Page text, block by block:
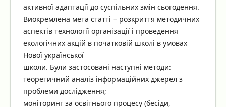
активної адаптації до суспільних змін сьогодення.
Виокремлена мета статті ‒ розкриття методичних
аспектів технології організації і проведення
екологічних акцій в початковій школі в умовах
Нової української
школи. Були застосовані наступні методи:
теоретичний аналіз інформаційних джерел з
проблеми дослідження;
моніторинг за освітнього процесу (бесіди,